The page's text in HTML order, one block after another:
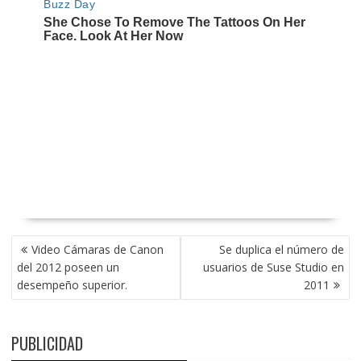
NAVEGACIÓN
DE
ENTRADAS
Video Cámaras de Canon
del 2012 poseen un
desempeño superior.
Se duplica el número de
usuarios de Suse Studio en
2011
PUBLICIDAD